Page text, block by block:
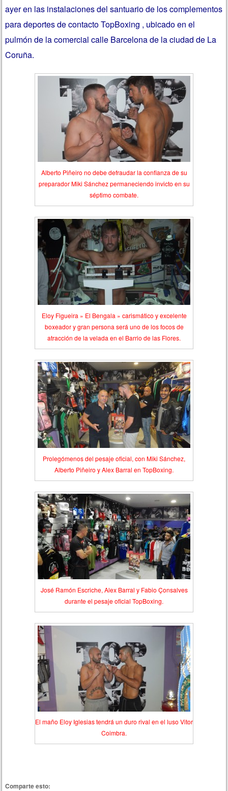
ayer en las instalaciones del santuario de los complementos
para deportes de contacto TopBoxing , ubicado en el
pulmón de la comercial calle Barcelona de la ciudad de La
Coruña.
Alberto Piñeiro no debe defraudar la confianza de su
preparador Miki Sánchez permaneciendo invicto en su
séptimo combate.
Eloy Figueira » El Bengala » carismático y excelente
boxeador y gran persona será uno de los focos de
atracción de la velada en el Barrio de las Flores.
Prolegómenos del pesaje oficial, con Miki Sánchez,
Alberto Piñeiro y Alex Barral en TopBoxing.
José Ramón Escriche, Alex Barral y Fabio Çonsalves
durante el pesaje oficial TopBoxing.
El maño Eloy Iglesias tendrá un duro rival en el luso Vitor
Coimbra.
Comparte esto: